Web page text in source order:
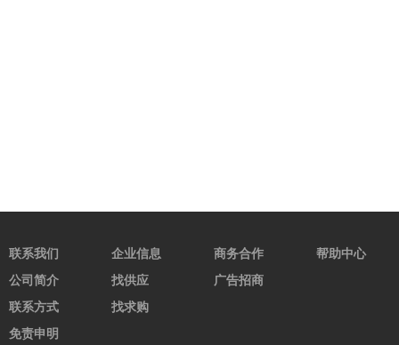
联系我们
公司简介
联系方式
免责申明
企业信息
找供应
找求购
商务合作
广告招商
帮助中心